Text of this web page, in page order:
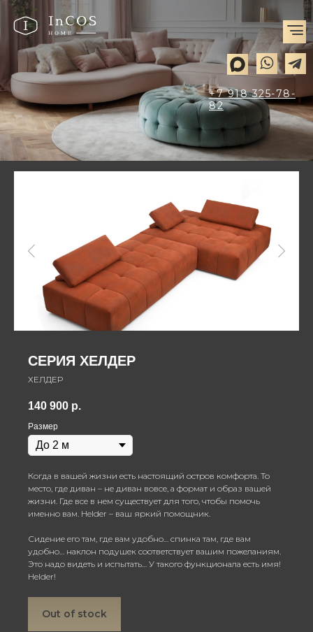
+7 918 325-78-
82
СЕРИЯ ХЕЛДЕР
ХЕЛДЕР
140 900 р.
Размер
Когда в вашей жизни есть настоящий остров комфорта. То
место, где диван – не диван вовсе, а формат и образ вашей
жизни. Где все в нем существует для того, чтобы помочь
именно вам. Helder – ваш яркий помощник.
Сидение его там, где вам удобно… спинка там, где вам
удобно… наклон подушек соответствует вашим пожеланиям.
Это надо видеть и испытать… У такого функционала есть имя!
Helder!
Out of stock